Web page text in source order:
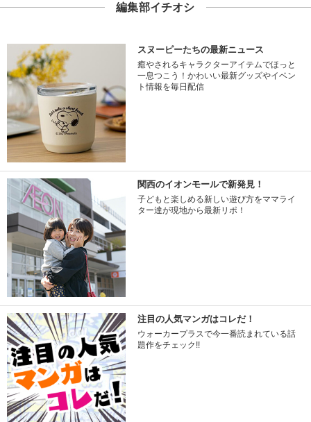
編集部イチオシ
スヌーピーたちの最新ニュース
癒やされるキャラクターアイテムでほっと
一息つこう！かわいい最新グッズやイベン
ト情報を毎日配信
関西のイオンモールで新発見！
子どもと楽しめる新しい遊び方をママライ
ター達が現地から最新リポ！
注目の人気マンガはコレだ！
ウォーカープラスで今一番読まれている話
題作をチェック!!